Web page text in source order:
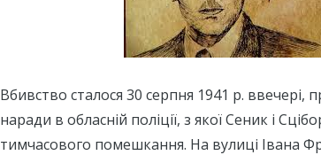
Вбивство сталося 30 серпня 1941 р. ввечері,
наради в обласній поліції, з якої Сеник і
тимчасового помешкання. На вулиці Івана